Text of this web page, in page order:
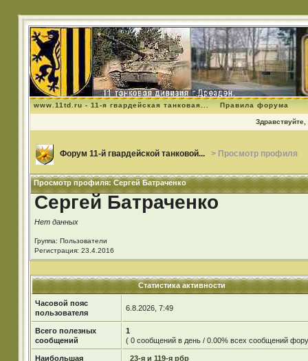
www.11td.ru - 11-я гвардейская танковая... Правила форума
Здравствуйте,
Форум 11-й гвардейской танковой... > Просмотр профиля
Просмотр профиля: Сергей Батраченко
Сергей Батраченко
Нет данных
Группа: Пользователи
Регистрация: 23.4.2016
Статистика активности
Часовой пояс
пользователя
6.8.2026, 7:49
Всего полезных
сообщений
1
( 0 сообщений в день / 0.00% всех сообщений
Наибольшая
23-я и 119-я рбр